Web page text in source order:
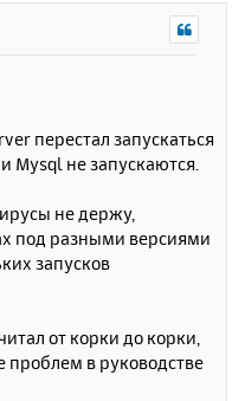
а
перестал запускаться
Mysql не запускаются.
не держу,
под разными версиями
запусков
от корки до корки,
проблем в руководстве